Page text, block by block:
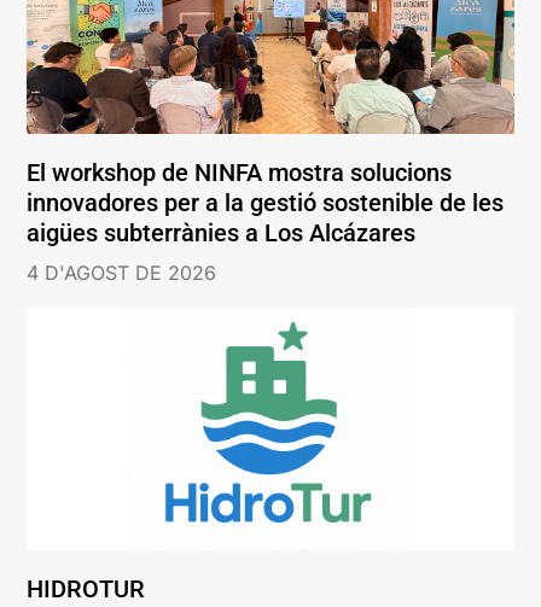
El workshop de NINFA mostra solucions
innovadores per a la gestió sostenible de les
aigües subterrànies a Los Alcázares
4 D'AGOST DE 2026
HIDROTUR